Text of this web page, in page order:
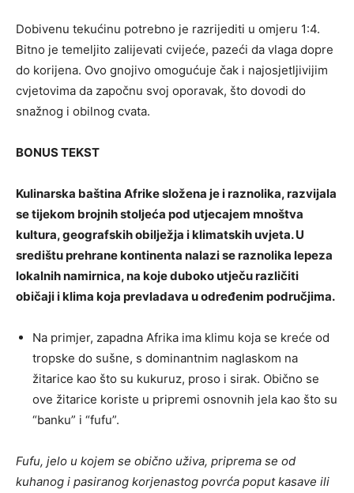
Dobivenu tekućinu potrebno je razrijediti u omjeru 1:4.
Bitno je temeljito zalijevati cvijeće, pazeći da vlaga dopre
do korijena. Ovo gnojivo omogućuje čak i najosjetljivijim
cvjetovima da započnu svoj oporavak, što dovodi do
snažnog i obilnog cvata.
BONUS TEKST
Kulinarska baština Afrike složena je i raznolika, razvijala
se tijekom brojnih stoljeća pod utjecajem mnoštva
kultura, geografskih obilježja i klimatskih uvjeta. U
središtu prehrane kontinenta nalazi se raznolika lepeza
lokalnih namirnica, na koje duboko utječu različiti
običaji i klima koja prevladava u određenim područjima.
Na primjer, zapadna Afrika ima klimu koja se kreće od
tropske do sušne, s dominantnim naglaskom na
žitarice kao što su kukuruz, proso i sirak. Obično se
ove žitarice koriste u pripremi osnovnih jela kao što su
“banku” i “fufu”.
Fufu, jelo u kojem se obično uživa, priprema se od
kuhanog i pasiranog korjenastog povrća poput kasave ili